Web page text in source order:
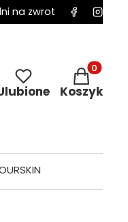
na zwrot
Produkty
Koszyk